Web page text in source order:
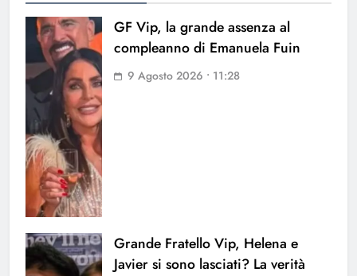
GF Vip, la grande assenza al
compleanno di Emanuela Fuin
9 Agosto 2026 • 11:28
Grande Fratello Vip, Helena e
Javier si sono lasciati? La verità